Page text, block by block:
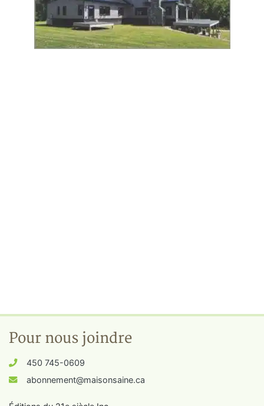
Pour nous joindre
450 745-0609
abonnement@maisonsaine.ca